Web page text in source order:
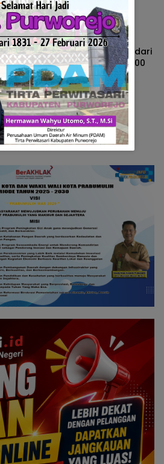
Juni 3, 2025
Tinggi, Kereta Api dari
Capai Okupansi Lebih dari 100
Juni 1, 2025